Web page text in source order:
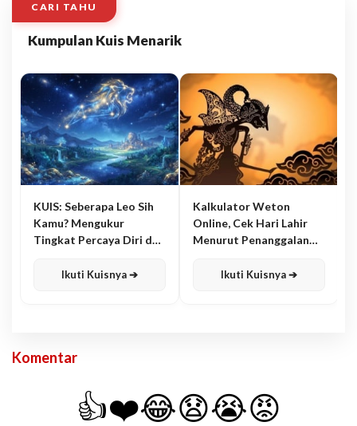
CARI TAHU
Kumpulan Kuis Menarik
KUIS: Seberapa Leo Sih
Kamu? Mengukur
Tingkat Percaya Diri dan
Ikuti Kuisnya ➔
Kalkulator Weton
Online, Cek Hari Lahir
Menurut Penanggalan
Ikuti Kuisnya ➔
Komentar
👍❤️😂😧😭😡